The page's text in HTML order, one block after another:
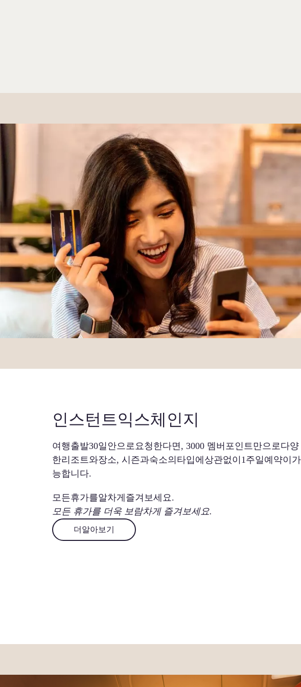
인스턴트익스체인지
여행출발30일안으로요청한다면, 3000 멤버포인트만으로다양
한리조트와장소, 시즌과숙소의타입에상관없이1주일예약이가
능합니다.
모든휴가를알차게즐겨보세요.
모든 휴가를 더욱 보람차게 즐겨보세요.
더알아보기